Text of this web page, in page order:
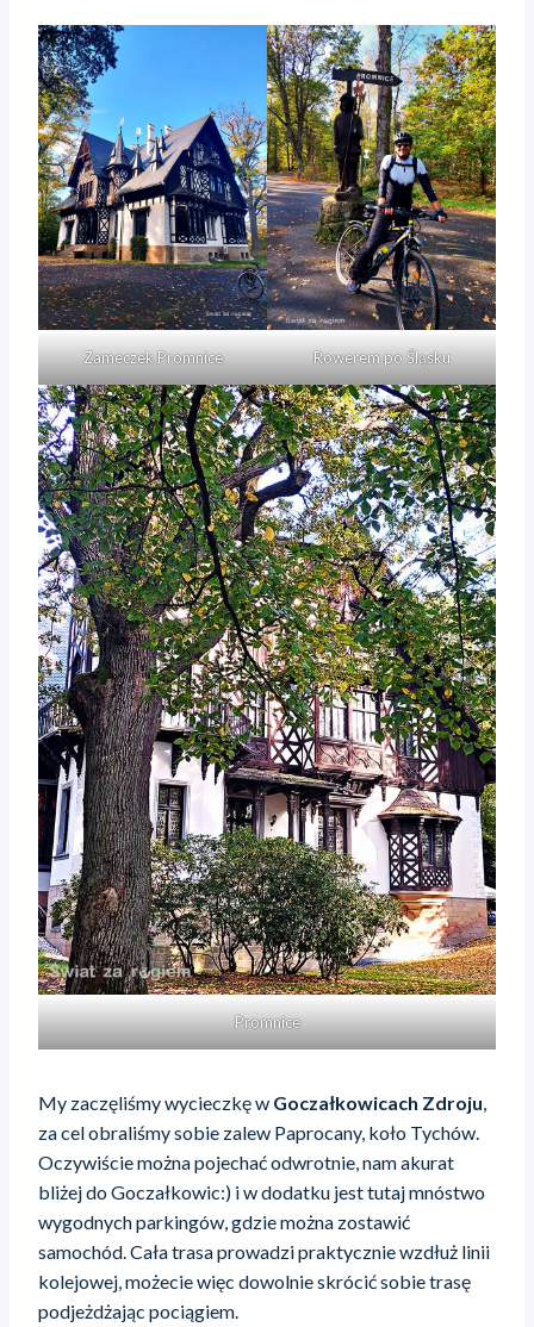
Zameczek Promnice Rowerem po Śląsku
Promnice
My zaczęliśmy wycieczkę w Goczałkowicach Zdroju
za cel obraliśmy sobie zalew Paprocany, koło Tychów.
Oczywiście można pojechać odwrotnie, nam akurat
bliżej do Goczałkowic:) i w dodatku jest tutaj mnóstwo
wygodnych parkingów, gdzie można zostawić
samochód. Cała trasa prowadzi praktycznie wzdłuż linii
kolejowej, możecie więc dowolnie skrócić sobie trasę
podjeżdżając pociągiem.